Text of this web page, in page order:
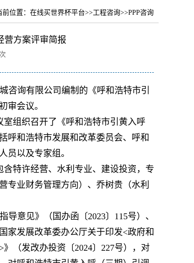
前位置： 在线买世界杯平台>>工程咨询>>PPP咨询
营方案评审简报
咨询有限公司编制的《呼和浩特市引
审会议。
室组织召开了《呼和浩特市引黄入呼
呼和浩特市发展和改革委员会、呼和
员以及专家组。
特许经营、水利专业、建设投资，专
专业财务管理方向）、乔树贵（水利
意见》（国办函〔2023〕115号）、
家发展改革委办公厅关于印发<政府和
（发改办投资〔2024〕227号），对